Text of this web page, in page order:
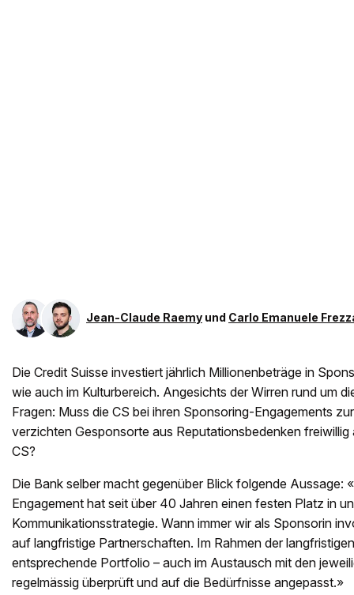
Jean-Claude Raemy und Carlo Emanuele
Die Credit Suisse investiert jährlich Millionenbeträge in
wie auch im Kulturbereich. Angesichts der Wirren rund um
Fragen: Muss die CS bei ihren Sponsoring-Engagements
verzichten Gesponsorte aus Reputationsbedenken
CS?
Die Bank selber macht gegenüber Blick folgende Aussage:
Engagement hat seit über 40 Jahren einen festen Platz in
Kommunikationsstrategie. Wann immer wir als Sponsorin
auf langfristige Partnerschaften. Im Rahmen der
entsprechende Portfolio – auch im Austausch mit den
regelmässig überprüft und auf die Bedürfnisse angepasst.»